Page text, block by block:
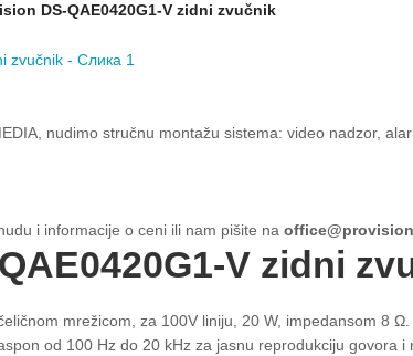
DS-QAE0420G1-V zidni zvučnik
nudimo stručnu montažu sistema: video nadzor,
i informacije o ceni ili nam pišite na
V zidni
mrežicom, za 100V liniju, 20 W, impedansom 8 Ω.
od 100 Hz do 20 kHz za jasnu reprodukciju govora i